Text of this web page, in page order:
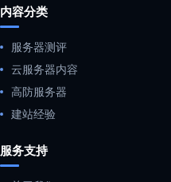
内容分类
服务器测评
云服务器内容
高防服务器
建站经验
服务支持